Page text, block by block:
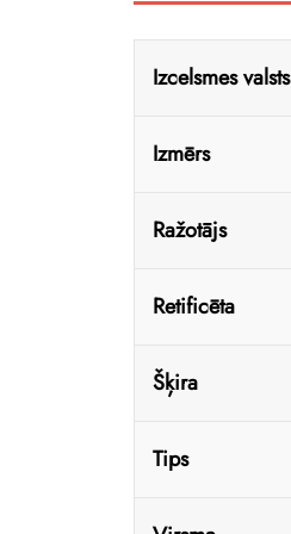
Izcelsmes valsts
Izmērs
Ražotājs
Retificēta
Šķira
Tips